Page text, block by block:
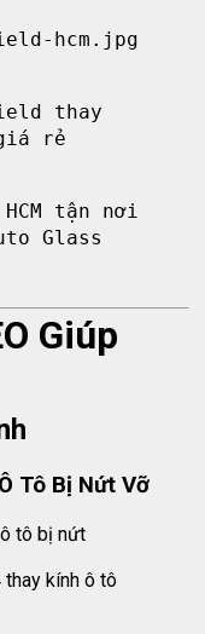
hcm.jpg
thay
rẻ
tận nơi
Glass
Giúp
Tô Bị Nứt Vỡ
tô bị nứt
thay kính ô tô